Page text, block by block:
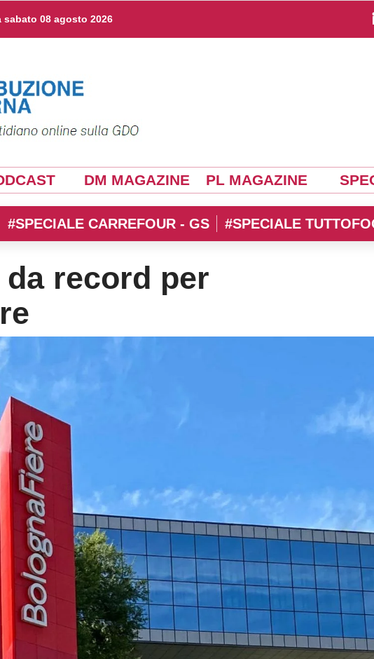
sabato 08 agosto 2026
DM MAGAZINE PL MAGAZINE
#SPECIALE CARREFOUR - GS #SPECIALE
record per